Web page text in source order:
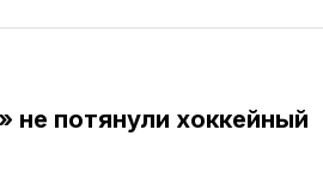
не потянули хоккейный